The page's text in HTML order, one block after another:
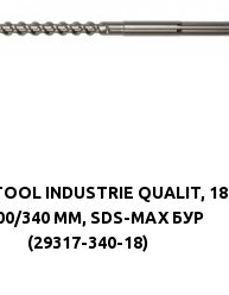
INDUSTRIE QUALIT, 18
340 ММ, SDS-MAX БУР
(29317-340-18)